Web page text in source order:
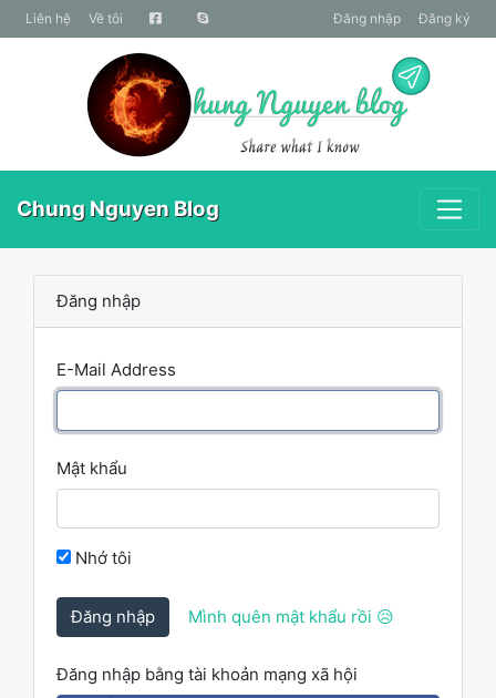
liên hệ Về tôi Đăng nhập Đăng ký
Chung Nguyen Blog
Đăng nhập
E-Mail Address
Mật khẩu
Nhớ tôi
Đăng nhập Mình quên mật khẩu rồi 😥
Đăng nhập bằng tài khoản mạng xã hội